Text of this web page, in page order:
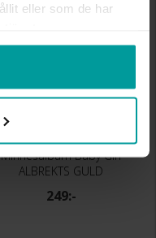
eller som de har
Minnesalbum Baby Girl
ALBREKTS GULD
249:-